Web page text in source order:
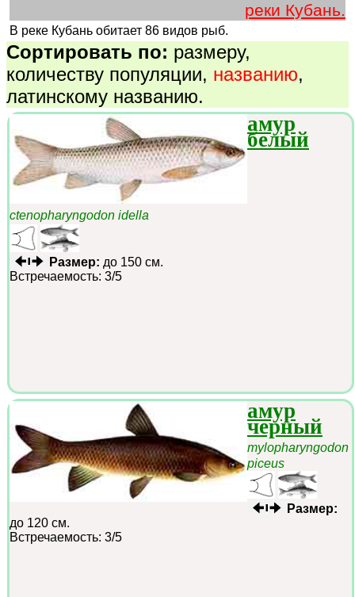
реки Кубань.
В реке Кубань обитает 86 видов рыб.
Сортировать по: размеру,
количеству популяции, названию,
латинскому названию.
амур
белый
ctenopharyngodon idella
Размер: до 150 см.
Встречаемость: 3/5
амур
черный
mylopharyngodon
piceus
Размер:
до 120 см.
Встречаемость: 3/5